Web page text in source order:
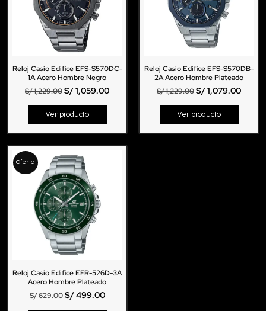
Reloj Casio Edifice EFS-S570DC-
1A Acero Hombre Negro
S/1,229.00S/1,059.00
Ver producto
Reloj Casio Edifice EFS-S570DB-
2A Acero Hombre Plateado
S/1,229.00S/1,079.00
Ver producto
Oferta
Reloj Casio Edifice EFR-526D-3A
Acero Hombre Plateado
S/629.00 S/499.00